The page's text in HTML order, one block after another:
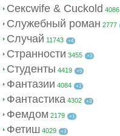
Сексwife & Cuckold 4086
Служебный роман 2777
Случай 11743 +4
Странности 3455 +3
Студенты 4419 +5
Фантазии 4084 +1
Фантастика 4302 +3
Фемдом 2179 +1
Фетиш 4029 +3